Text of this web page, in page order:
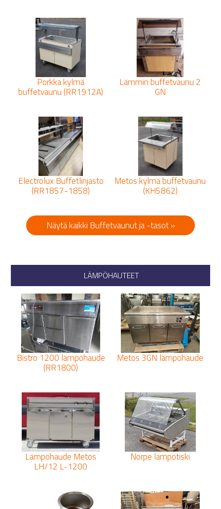
Porkka kylmä
buffetvaunu (RR1912A)
Lämmin buffetvaunu 2
GN
Electrolux Buffetlinjasto
(RR1857-1858)
Metos kylmä buffetvaunu
(KH5862)
Näytä kaikki Buffetvaunut ja -tasot »
LÄMPÖHAUTEET
Bistro 1200 lämpöhaude
(RR1800)
Metos 3GN lämpöhaude
Lämpöhaude Metos
LH/12 L-1200
Norpe lämpötiski